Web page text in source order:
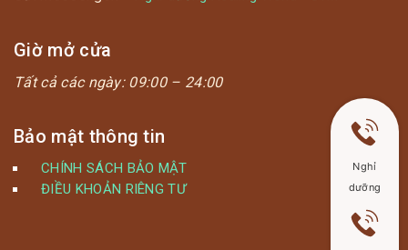
Giờ mở cửa
Tất cả các ngày: 09:00 – 24:00
Bảo mật thông tin
CHÍNH SÁCH BẢO MẬT
ĐIỀU KHOẢN RIÊNG TƯ
Nghỉ
dưỡng